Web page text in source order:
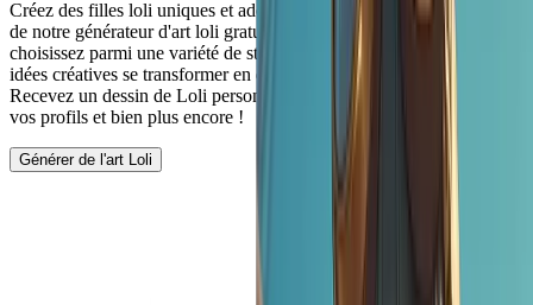
Créez des filles loli uniques et adorables en toute simplicité à l'aide
de notre générateur d'art loli gratuit. Personnalisez vos invites,
choisissez parmi une variété de styles artistiques et regardez vos
idées créatives se transformer en de superbes personnages loli.
Recevez un dessin de Loli personnalisé pour vos bandes dessinées,
vos profils et bien plus encore !
Générer de l'art Loli